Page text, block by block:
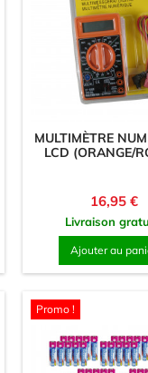
MULTIMÈTRE
LCD (ORANGE/
Prix
16,95 €
Livraison
Ajouter au
Promo !